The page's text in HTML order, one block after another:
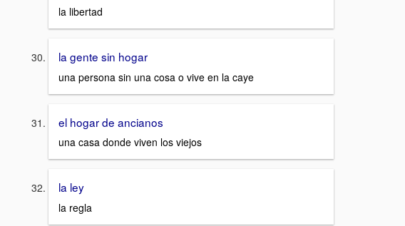
la libertad
la gente sin hogar
una persona sin una cosa o vive en la caye
el hogar de ancianos
una casa donde viven los viejos
la ley
la regla